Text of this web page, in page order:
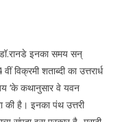
इनका समय सन्
शताब्दी का उत्तरार्ध
‘के कथानुसार वे यवन
की है। इनका पंथ उत्तरी